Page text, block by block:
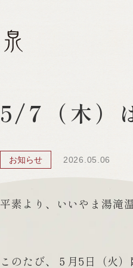
5/7（木）
お知らせ 2026.05.06
平素より、いいやま湯滝
このたび、５月5日（火